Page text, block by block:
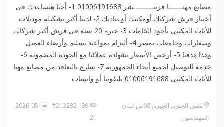
مصانع مهنـــــــا فرنتــــــــــشر 01006191688 1- أحنا هنساعدك فى
أختيار فرش شركتك أومكتبك أوعيادتك 2- لدينا أكبر تشكيلة موديلات
للأثاث المكتبى بأجود الخامات 3- خبرة 20 سنة فى فرش أكبر شركات
وسفارات وجامعات بمصر 4- ألتزام بمواعيد تسليم وأرضاء العميل
وهذا هدفنا 5- أرخص الأسعار بشهادة عملائنا مع الجودة المضمونة 6-
خدمة التوصيل لجميع أنحاء الجمهورية 7- سارع بالتعاقد من مصانع مهنا
للأثاث المكتبى 01006191688 تليفونيا أو واتساب️
مصر, الجيزة, الجيزة, 68ش لبنان
المهندسين
89 #213232
2026-05-
21